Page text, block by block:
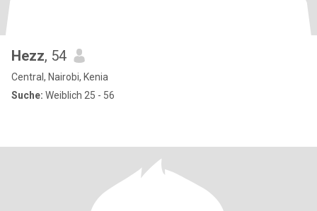
Hezz, 54
Central, Nairobi, Kenia
Suche: Weiblich 25 - 56